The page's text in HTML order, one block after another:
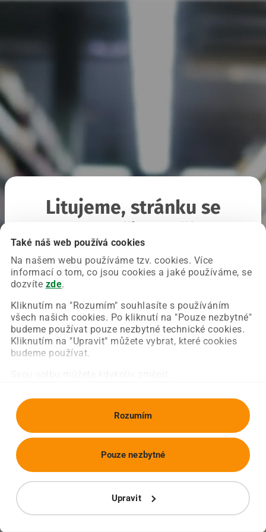
Také náš web používá cookies
Na našem webu používáme tzv. cookies. Více
informací o tom, co jsou cookies a jaké používáme, se
dozvíte zde.
Kliknutím na "Rozumím" souhlasíte s používáním
všech našich cookies. Po kliknutí na "Pouze nezbytné"
budeme používat pouze nezbytné technické cookies.
Kliknutím na "Upravit" můžete vybrat, které cookies
budeme používat.
Rozumím
Upravit
Pouze nezbytné
Litujeme, stránku se
Chyba nastala na naší straně a už ji opravujeme.
Zkuste prosím znovu načíst požadovanou stránku.
Obnovit stránku Úvodní strana